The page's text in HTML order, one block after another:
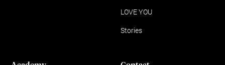
LOVE YOU
Stories